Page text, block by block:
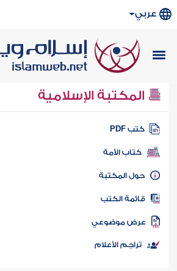
عربي
المكتبة الإسلامية
كتب PDF
كتاب الأمة
المكتبة
الكتب
موضوعي